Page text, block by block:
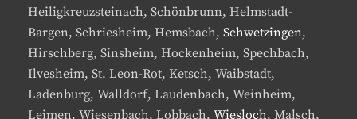
Heiligkreuzsteinach, Schönbrunn, Helmstadt-
Bargen, Schriesheim, Hemsbach, Schwetzingen,
Hirschberg, Sinsheim, Hockenheim, Spechbach,
Ilvesheim, St. Leon-Rot, Ketsch, Waibstadt,
Ladenburg, Walldorf, Laudenbach, Weinheim,
Leimen, Wiesenbach, Lobbach, Wiesloch, Malsch,